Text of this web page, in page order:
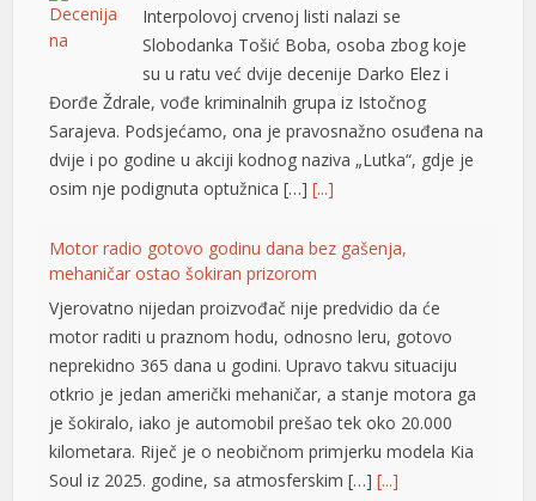
Interpolovoj crvenoj listi nalazi se
Slobodanka Tošić Boba, osoba zbog koje
su u ratu već dvije decenije Darko Elez i
Đorđe Ždrale, vođe kriminalnih grupa iz Istočnog
Sarajeva. Podsjećamo, ona je pravosnažno osuđena na
dvije i po godine u akciji kodnog naziva „Lutka“, gdje je
osim nje podignuta optužnica […][...]
Motor radio gotovo godinu dana bez gašenja,
mehaničar ostao šokiran prizorom
Vjerovatno nijedan proizvođač nije predvidio da će
motor raditi u praznom hodu, odnosno leru, gotovo
neprekidno 365 dana u godini. Upravo takvu situaciju
otkrio je jedan američki mehaničar, a stanje motora ga
je šokiralo, iako je automobil prešao tek oko 20.000
kilometara. Riječ je o neobičnom primjerku modela Kia
Soul iz 2025. godine, sa atmosferskim […][...]